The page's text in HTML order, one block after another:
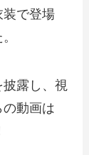
装で登場
露し、視
動画は